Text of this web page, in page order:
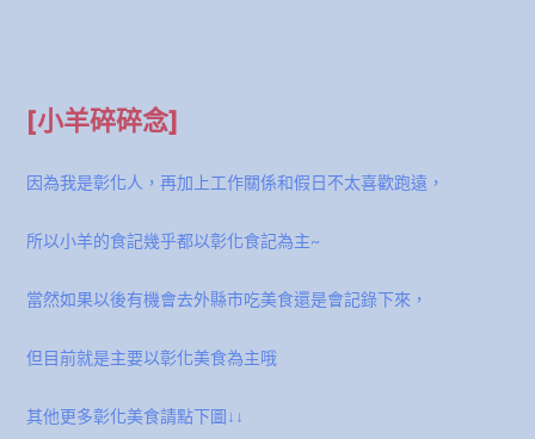
[小羊碎碎念]
因為我是彰化人，再加上工作關係和假日不太喜歡跑遠，
所以小羊的食記幾乎都以彰化食記為主~
當然如果以後有機會去外縣市吃美食還是會記錄下來，
但目前就是主要以彰化美食為主哦
其他更多彰化美食請點下圖↓↓